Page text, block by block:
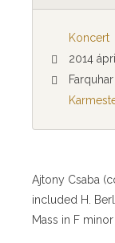
Koncert
2014
Ajtony Csaba
included H.
Mass in F minor